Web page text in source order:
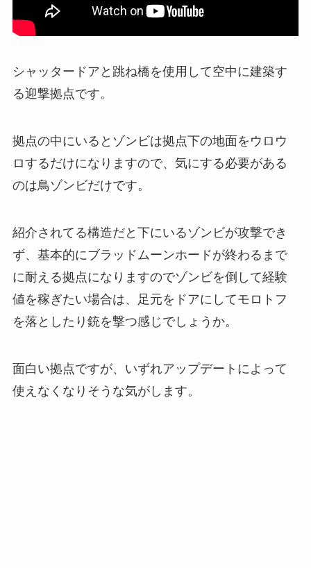
シャッタードアと跳ね橋を使用して空中に建築す
る迎撃拠点です。
拠点の中にいるとゾンビは拠点下の地面をウロウ
ロするだけになりますので、気にする必要がある
のは鳥ゾンビだけです。
紹介されてる構造だと下にいるゾンビが攻撃でき
ず、基本的にブラッドムーンホードが終わるまで
に耐える拠点になりますのでゾンビを倒して経験
値を稼ぎたい場合は、足元をドアにしてモロトフ
を落としたり銃を撃つ感じでしょうか。
面白い拠点ですが、いずれアップデートによって
使えなくなりそうな気がします。